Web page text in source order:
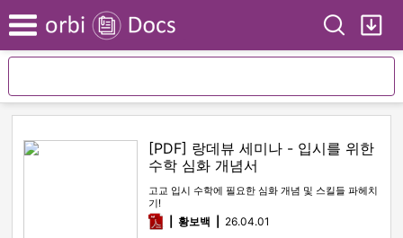
Menu Search
[PDF] 랑데뷰 세미나 - 입시를 위한
수학 심화 개념서
고교 입시 수학에 필요한 심화 개념 및 스킬들 파헤치
기!
pdf황보백 26.04.01